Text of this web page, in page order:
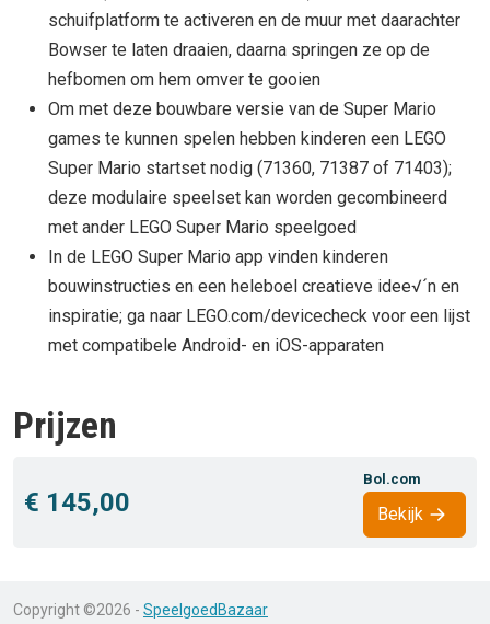
schuifplatform te activeren en de muur met daarachter
Bowser te laten draaien, daarna springen ze op de
hefbomen om hem omver te gooien
Om met deze bouwbare versie van de Super Mario
games te kunnen spelen hebben kinderen een LEGO
Super Mario startset nodig (71360, 71387 of 71403);
deze modulaire speelset kan worden gecombineerd
met ander LEGO Super Mario speelgoed
In de LEGO Super Mario app vinden kinderen
bouwinstructies en een heleboel creatieve idee√´n en
inspiratie; ga naar LEGO.com/devicecheck voor een lijst
met compatibele Android- en iOS-apparaten
Prijzen
€ 145,00
Bol.com
Bekijk
Copyright ©2026 - SpeelgoedBazaar